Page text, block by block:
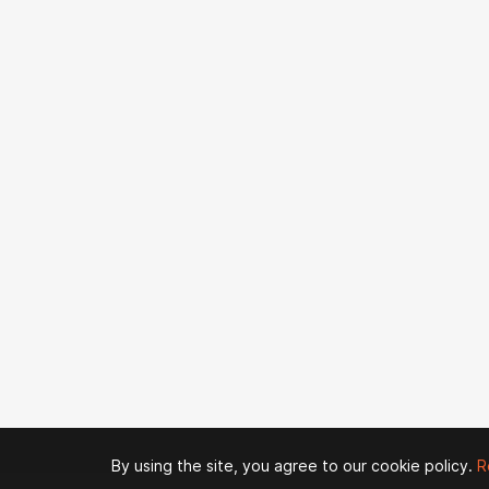
By using the site, you agree to our cookie policy.